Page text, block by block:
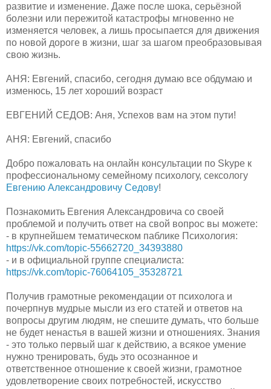
развитие и изменение. Даже после шока, серьёзной
болезни или пережитой катастрофы мгновенно не
изменяется человек, а лишь просыпается для движения
по новой дороге в жизни, шаг за шагом преобразовывая
свою жизнь.
АНЯ: Евгений, спасибо, сегодня думаю все обдумаю и
изменюсь, 15 лет хороший возраст
ЕВГЕНИЙ СЕДОВ: Аня, Успехов вам на этом пути!
АНЯ: Евгений, спасибо
Добро пожаловать на онлайн консультации по Skype к
профессиональному семейному психологу, сексологу
Евгению Александровичу Седову!
Познакомить Евгения Александровича со своей
проблемой и получить ответ на свой вопрос вы можете:
- в крупнейшем тематическом паблике Психология:
https://vk.com/topic-55662720_34393880
- и в официальной группе специалиста:
https://vk.com/topic-76064105_35328721
Получив грамотные рекомендации от психолога и
почерпнув мудрые мысли из его статей и ответов на
вопросы другим людям, не спешите думать, что больше
не будет ненастья в вашей жизни и отношениях. Знания
- это только первый шаг к действию, а всякое умение
нужно тренировать, будь это осознанное и
ответственное отношение к своей жизни, грамотное
удовлетворение своих потребностей, искусство